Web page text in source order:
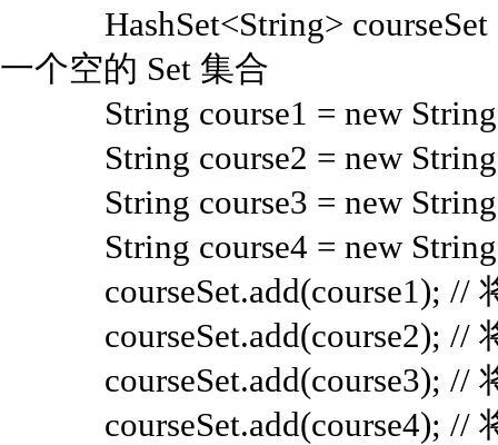
HashSet<String> courseSet
一个空的 Set 集合
String course1 = new
String course2 = new
String course3 = new
String course4 = new
courseSet.add(course1); // 将
courseSet.add(course2); // 将
courseSet.add(course3); // 将
courseSet.add(course4); // 将